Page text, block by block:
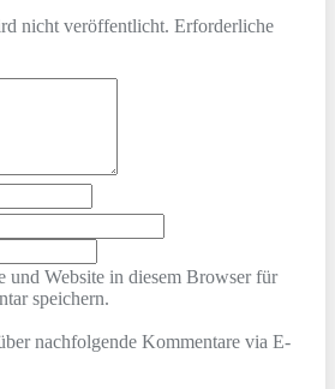
nicht veröffentlicht. Erforderliche
und Website in diesem Browser für
speichern.
nachfolgende Kommentare via E-